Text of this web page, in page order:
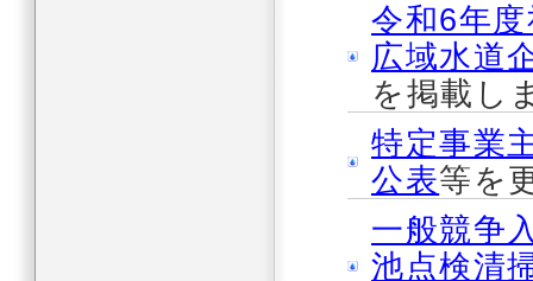
令和6年
広域水道
を掲載し
特定事業
公表等を
一般競争
池点検清